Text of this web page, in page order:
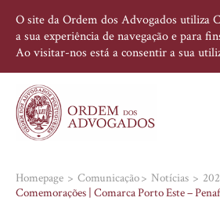
O site da Ordem dos Advogados utiliza
a sua experiência de navegação e para
Ao visitar-nos está a consentir a sua
Homepage Comunicação Notícias
Comemorações | Comarca Porto Este –